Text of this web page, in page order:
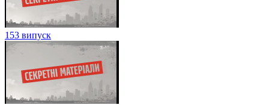
153 випуск